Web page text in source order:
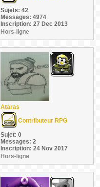
Sujets: 42
Messages: 4974
Inscription: 27 Dec 2013
Hors-ligne
Ataras
Contributeur RPG
Sujet: 0
Messages: 2
Inscription: 24 Nov 2017
Hors-ligne